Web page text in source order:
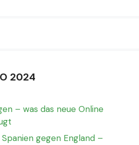
2024
– was das neue Online
gegen England –